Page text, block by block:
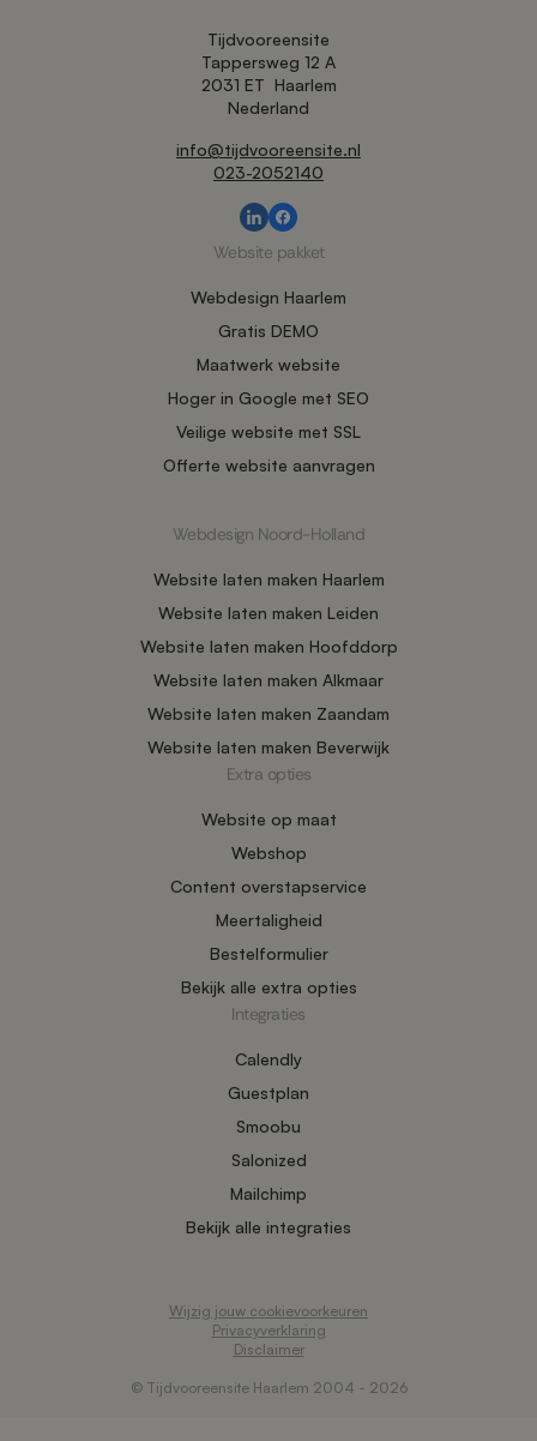
Tijdvooreensite
Tappersweg 12 A
2031 ET Haarlem
Nederland
info@tijdvooreensite.nl
023-2052140
Website pakket
Webdesign Haarlem
Gratis DEMO
Maatwerk website
Hoger in Google met SEO
Veilige website met SSL
Offerte website aanvragen
Webdesign Noord-Holland
Website laten maken Haarlem
Website laten maken Leiden
Website laten maken Hoofddorp
Website laten maken Alkmaar
Website laten maken Zaandam
Website laten maken Beverwijk
Extra opties
Website op maat
Webshop
Content overstapservice
Meertaligheid
Bestelformulier
Bekijk alle extra opties
Integraties
Calendly
Guestplan
Smoobu
Salonized
Mailchimp
Bekijk alle integraties
Wijzig jouw cookievoorkeuren
Privacyverklaring
Disclaimer
© Tijdvooreensite Haarlem 2004 - 2026